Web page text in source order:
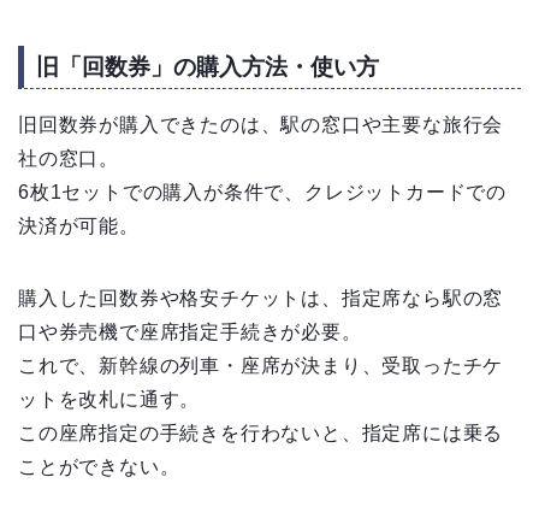
旧「回数券」の購入方法・使い方
旧回数券が購入できたのは、駅の窓口や主要な旅行会
社の窓口。
6枚1セットでの購入が条件で、クレジットカードでの
決済が可能。
購入した回数券や格安チケットは、指定席なら駅の窓
口や券売機で座席指定手続きが必要。
これで、新幹線の列車・座席が決まり、受取ったチケ
ットを改札に通す。
この座席指定の手続きを行わないと、指定席には乗る
ことができない。